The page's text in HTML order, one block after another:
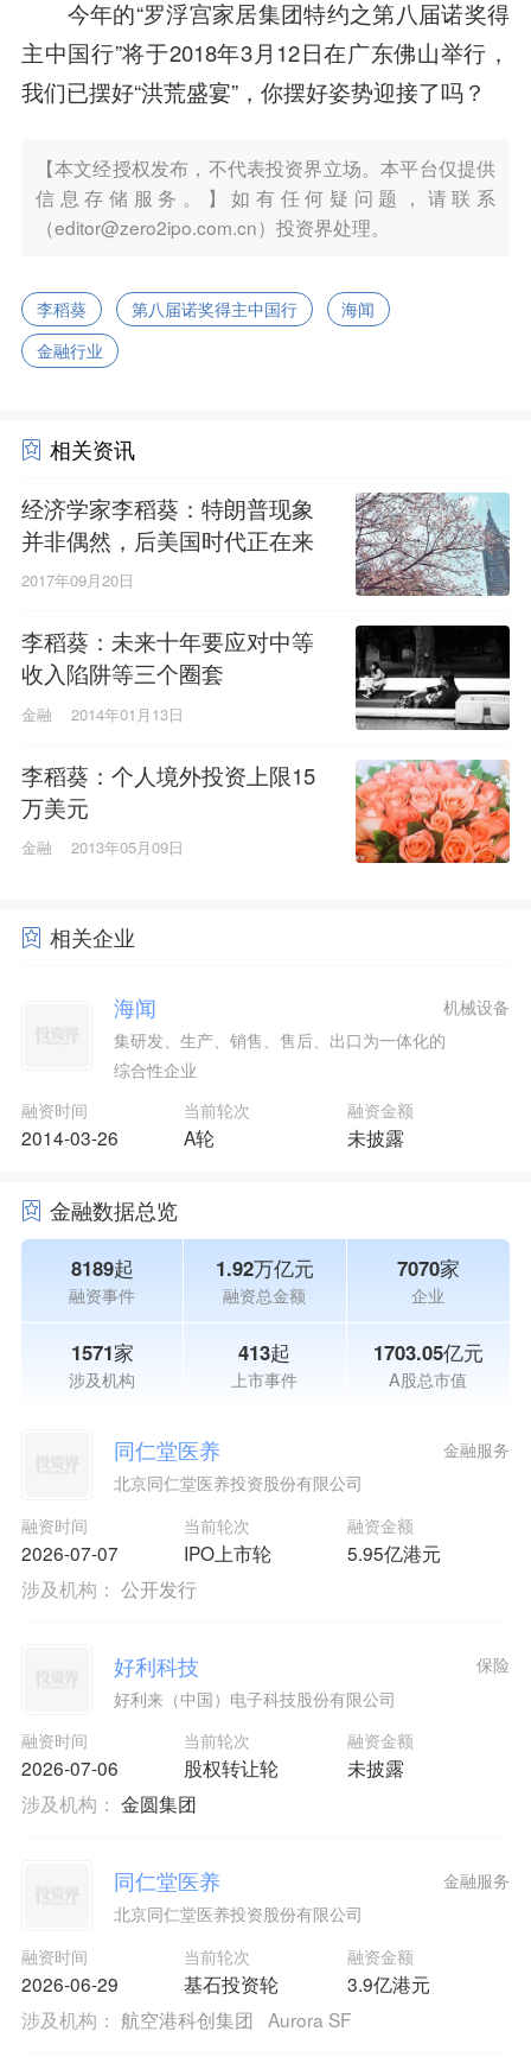
今年的“罗浮宫家居集团特约之第八届诺奖得
主中国行”将于2018年3月12日在广东佛山举行，
我们已摆好“洪荒盛宴”，你摆好姿势迎接了吗？
【本文经授权发布，不代表投资界立场。本平台仅提供
信息存储服务。】如有任何疑问题，请联系
（editor@zero2ipo.com.cn）投资界处理。
李稻葵 第八届诺奖得主中国行
海闻
金融行业
相关资讯
经济学家李稻葵：特朗普现象
并非偶然，后美国时代正在来
临，但投资人仍相信美元
2017年09月20日
李稻葵：未来十年要应对中等
收入陷阱等三个圈套
金融 2014年01月13日
李稻葵：个人境外投资上限15
万美元
金融 2013年05月09日
相关企业
海闻
集研发、生产、销售、售后、出口为一体化的
综合性企业
机械设备
融资时间
2014-03-26
当前轮次
A轮
融资金额
未披露
金融数据总览
8189起
融资事件
1.92万亿元
融资总金额
7070家
企业
1571家
涉及机构
413起
上市事件
1703.05亿元
A股总市值
同仁堂医养
北京同仁堂医养投资股份有限公司
融资时间
2026-07-07
当前轮次
IPO上市轮
融资金额
5.95亿港元
金融服务
涉及机构： 公开发行
好利科技
好利来（中国）电子科技股份有限公司
融资时间
2026-07-06
当前轮次
股权转让轮
融资金额
未披露
保险
涉及机构： 金圆集团
同仁堂医养
北京同仁堂医养投资股份有限公司
融资时间
2026-06-29
当前轮次
基石投资轮
融资金额
3.9亿港元
金融服务
涉及机构： 航空港科创集团 Aurora SF